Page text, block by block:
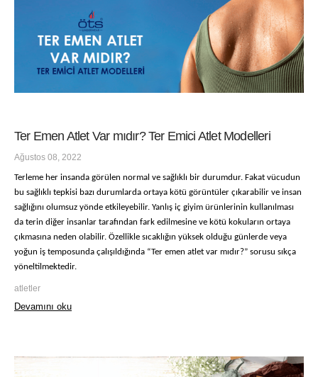
Ter Emen Atlet Var mıdır? Ter Emici Atlet Modelleri
Ağustos 08, 2022
Terleme her insanda görülen normal ve sağlıklı bir durumdur. Fakat vücudun
bu sağlıklı tepkisi bazı durumlarda ortaya kötü görüntüler çıkarabilir ve insan
sağlığını olumsuz yönde etkileyebilir. Yanlış iç giyim ürünlerinin kullanılması
da terin diğer insanlar tarafından fark edilmesine ve kötü kokuların ortaya
çıkmasına neden olabilir. Özellikle sıcaklığın yüksek olduğu günlerde veya
yoğun iş temposunda çalışıldığında “Ter emen atlet var mıdır?” sorusu sıkça
yöneltilmektedir.
atletler
Devamını oku